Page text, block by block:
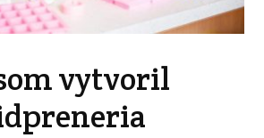
vytvoril